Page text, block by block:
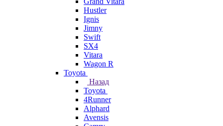
Hustler
Ignis
Jimny
Swift
SX4
Vitara
Wagon R
Toyota
Назад
Toyota
4Runner
Alphard
Avensis